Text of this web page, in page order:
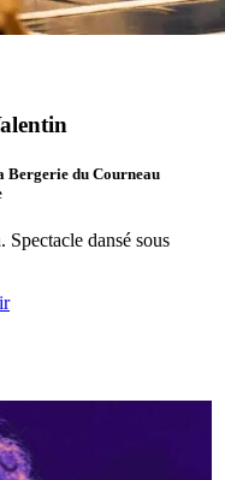
Bergerie du Courneau
dansé sous